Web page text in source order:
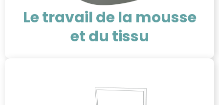
Le travail de la mousse
et du tissu